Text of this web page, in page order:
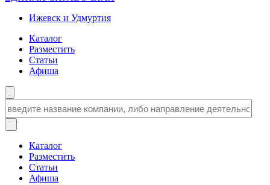
Ижевск и Удмуртия
Каталог
Разместить
Статьи
Афиша
Каталог
Разместить
Статьи
Афиша